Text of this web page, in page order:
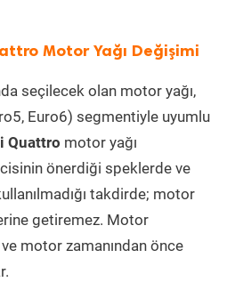
Motor Yağı Değişimi
seçilecek olan motor yağı,
Euro6) segmentiyle uyumlu
Quattro motor yağı
önerdiği speklerde ve
takdirde; motor
getiremez. Motor
motor zamanından önce